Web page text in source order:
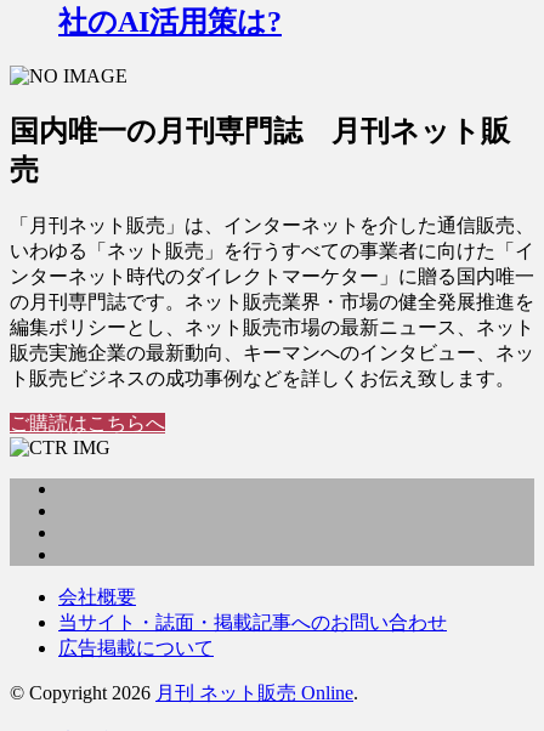
社のAI活用策は?
国内唯一の月刊専門誌 月刊ネット販
売
「月刊ネット販売」は、インターネットを介した通信販売、
いわゆる「ネット販売」を行うすべての事業者に向けた「イ
ンターネット時代のダイレクトマーケター」に贈る国内唯一
の月刊専門誌です。ネット販売業界・市場の健全発展推進を
編集ポリシーとし、ネット販売市場の最新ニュース、ネット
販売実施企業の最新動向、キーマンへのインタビュー、ネッ
ト販売ビジネスの成功事例などを詳しくお伝え致します。
ご購読はこちらへ
会社概要
当サイト・誌面・掲載記事へのお問い合わせ
広告掲載について
© Copyright 2026 月刊 ネット販売 Online.